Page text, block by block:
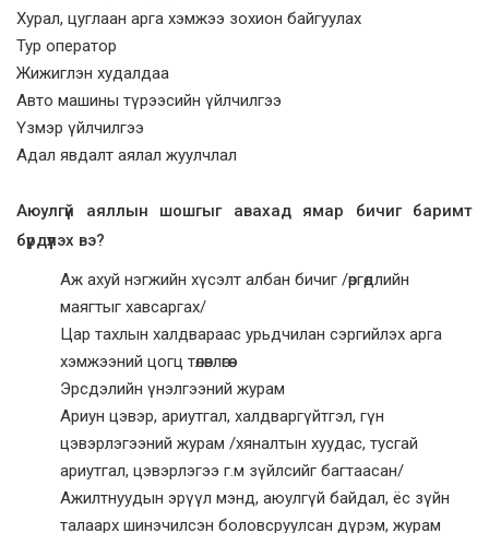
Хурал, цуглаан арга хэмжээ зохион байгуулах
Тур оператор
Жижиглэн худалдаа
Авто машины түрээсийн үйлчилгээ
Үзмэр үйлчилгээ
Адал явдалт аялал жуулчлал
Аюулгүй аяллын шошгыг авахад ямар бичиг баримт
бүрдүүлэх вэ?
Аж ахуй нэгжийн хүсэлт албан бичиг /өргөдлийн
маягтыг хавсаргах/
Цар тахлын халдвараас урьдчилан сэргийлэх арга
хэмжээний цогц төлөвлөгөө
Эрсдэлийн үнэлгээний журам
Ариун цэвэр, ариутгал, халдваргүйтгэл, гүн
цэвэрлэгээний журам /хяналтын хуудас, тусгай
ариутгал, цэвэрлэгээ г.м зүйлсийг багтаасан/
Ажилтнуудын эрүүл мэнд, аюулгүй байдал, ёс зүйн
талаарх шинэчилсэн боловсруулсан дүрэм, журам